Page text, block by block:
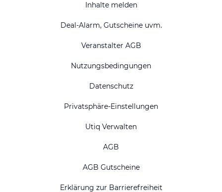
Inhalte melden
Deal-Alarm, Gutscheine uvm.
Veranstalter AGB
Nutzungsbedingungen
Datenschutz
Privatsphäre-Einstellungen
Utiq Verwalten
AGB
AGB Gutscheine
Erklärung zur Barrierefreiheit